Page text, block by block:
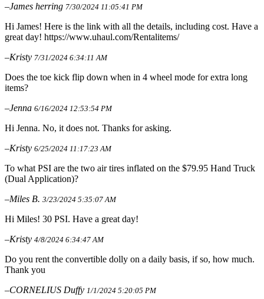
–James herring 7/30/2024 11:05:41 PM
Hi James! Here is the link with all the details, including cost. Have a
great day! https://www.uhaul.com/Rentalitems/
–Kristy 7/31/2024 6:34:11 AM
Does the toe kick flip down when in 4 wheel mode for extra long
items?
–Jenna 6/16/2024 12:53:54 PM
Hi Jenna. No, it does not. Thanks for asking.
–Kristy 6/25/2024 11:17:23 AM
To what PSI are the two air tires inflated on the $79.95 Hand Truck
(Dual Application)?
–Miles B. 3/23/2024 5:35:07 AM
Hi Miles! 30 PSI. Have a great day!
–Kristy 4/8/2024 6:34:47 AM
Do you rent the convertible dolly on a daily basis, if so, how much.
Thank you
–CORNELIUS Duffy 1/1/2024 5:20:05 PM